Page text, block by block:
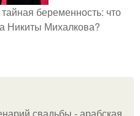
беременность: что
Никиты Михалкова?
свадьбы - арабская